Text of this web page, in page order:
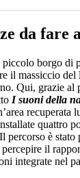
da fare
piccolo borgo di
il massiccio del
Qui, grazie al
I suoni della
recuperata
quattro
percorso è stato
il
integrate nel